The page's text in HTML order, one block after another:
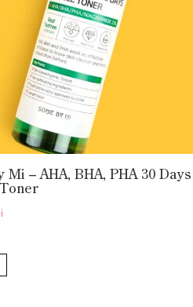
pueden
elegir
en
la
página
de
producto
Mi – AHA, BHA, PHA 30 Days